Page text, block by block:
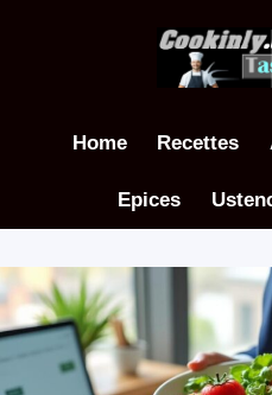
Home Recettes
Epices